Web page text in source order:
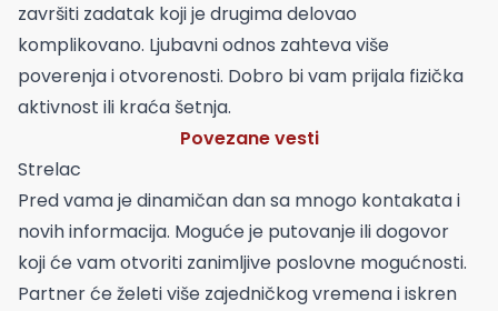
završiti zadatak koji je drugima delovao
komplikovano. Ljubavni odnos zahteva više
poverenja i otvorenosti. Dobro bi vam prijala fizička
aktivnost ili kraća šetnja.
Povezane vesti
Strelac
Pred vama je dinamičan dan sa mnogo kontakata i
novih informacija. Moguće je putovanje ili dogovor
koji će vam otvoriti zanimljive poslovne mogućnosti.
Partner će želeti više zajedničkog vremena i iskren